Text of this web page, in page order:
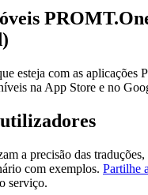
esteja com as aplicações
na App Store e no
a precisão das traduções,
com exemplos. Partilhe
serviço.